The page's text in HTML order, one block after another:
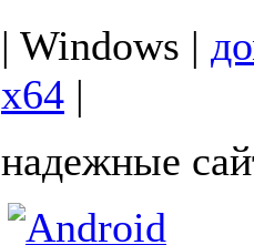
| Windows |
x64 |
надежные